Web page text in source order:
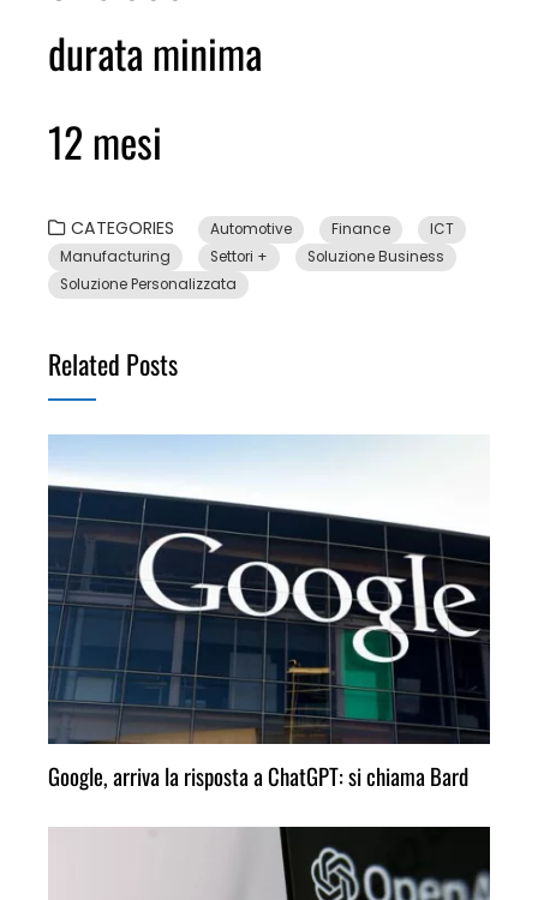
durata minima
12 mesi
CATEGORIES Automotive Finance
ICT
Manufacturing
Settori +
Soluzione Business
Soluzione Personalizzata
Related Posts
Google, arriva la risposta a ChatGPT: si chiama Bard